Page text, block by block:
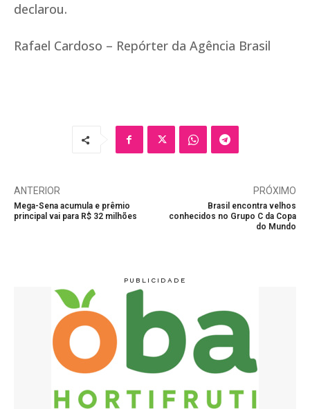
declarou.
Rafael Cardoso – Repórter da Agência Brasil
ANTERIOR
Mega-Sena acumula e prêmio
principal vai para R$ 32 milhões
PRÓXIMO
Brasil encontra velhos
conhecidos no Grupo C da Copa
do Mundo